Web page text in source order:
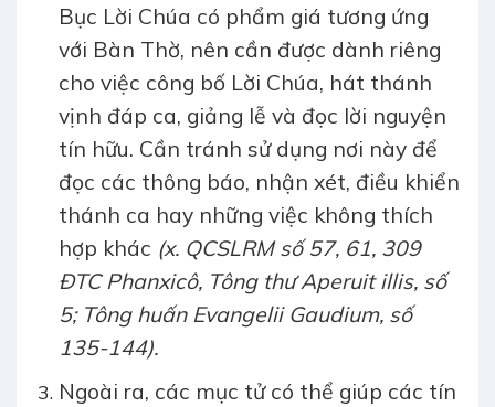
Bục Lời Chúa có phẩm giá tương ứng
với Bàn Thờ, nên cần được dành riêng
cho việc công bố Lời Chúa, hát thánh
vịnh đáp ca, giảng lễ và đọc lời nguyện
tín hữu. Cần tránh sử dụng nơi này để
đọc các thông báo, nhận xét, điều khiển
thánh ca hay những việc không thích
hợp khác (x. QCSLRM số 57, 61, 309
ĐTC Phanxicô, Tông thư Aperuit illis, số
5; Tông huấn Evangelii Gaudium, số
135-144).
Ngoài ra, các mục tử có thể giúp các tín